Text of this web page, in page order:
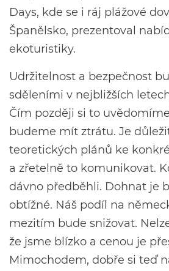
Days, kde se i ráj plážové
Španělsko, prezentoval
ekoturistiky.
Udržitelnost a bezpečnost
sděleními v nejbližších
Čím později si to
budeme mít ztrátu. Je
teoretických plánů ke
a zřetelně to komunikovat.
dávno předběhli. Dohnat je
obtížné. Náš podíl na
mezitím bude snižovat.
že jsme blízko a cenou je
Mimochodem, dobře si teď